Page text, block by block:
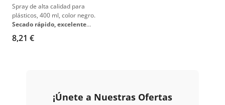
Spray de alta calidad para
plásticos, 400 ml, color negro.
Secado rápido, excelente
adherencia
plástico
8,21 €
¡Únete a Nuestras Ofertas